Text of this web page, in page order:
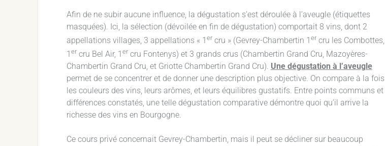
Afin de ne subir aucune influence, la dégustation s’est déroulée à l’aveugle (étiquettes
masquées). Ici, la sélection (dévoilée en fin de dégustation) comportait 8 vins, dont 2
appellations villages, 3 appellations « 1 ercru » (Gevrey-Chambertin 1 ercru les Combottes,
1 er cru Bel Air, 1 er cru Fontenys) et 3 grands crus (Chambertin Grand Cru, Mazoyères-
Chambertin Grand Cru, et Griotte Chambertin Grand Cru). Une dégustation à l’aveugle
permet de se concentrer et de donner une description plus objective. On compare à la fois
les couleurs des vins, leurs arômes, et leurs équilibres gustatifs. Entre points communs et
différences constatés, une telle dégustation comparative démontre quoi qu’il arrive la
richesse des vins en Bourgogne.
Ce cours privé concernait Gevrey-Chambertin, mais il peut se décliner sur beaucoup